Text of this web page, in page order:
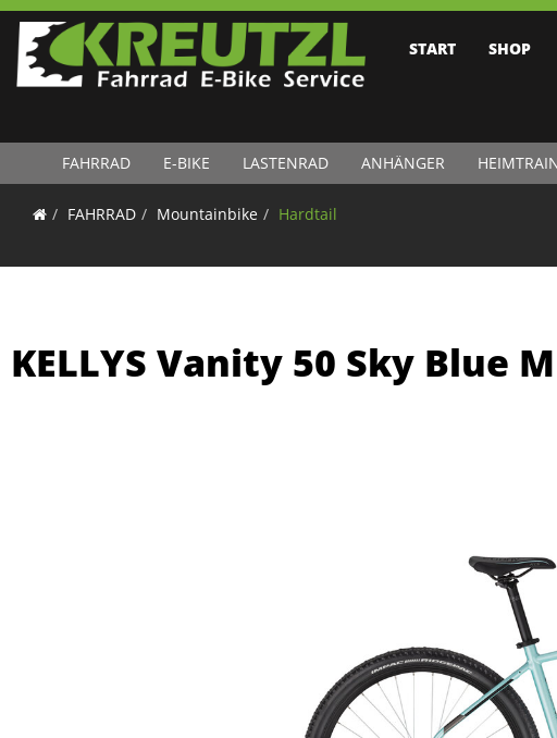
START SHOP
FAHRRAD E-BIKE LASTENRAD ANHÄNGER
FAHRRAD Mountainbike Hardtail
KELLYS Vanity 50 Sky Blue